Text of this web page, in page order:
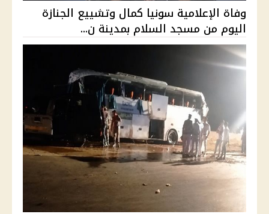
وفاة الإعلامية سونيا كمال وتشييع الجنازة
اليوم من مسجد السلام بمدينة ن...